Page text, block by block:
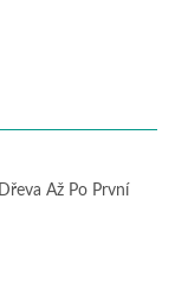
Až Po První